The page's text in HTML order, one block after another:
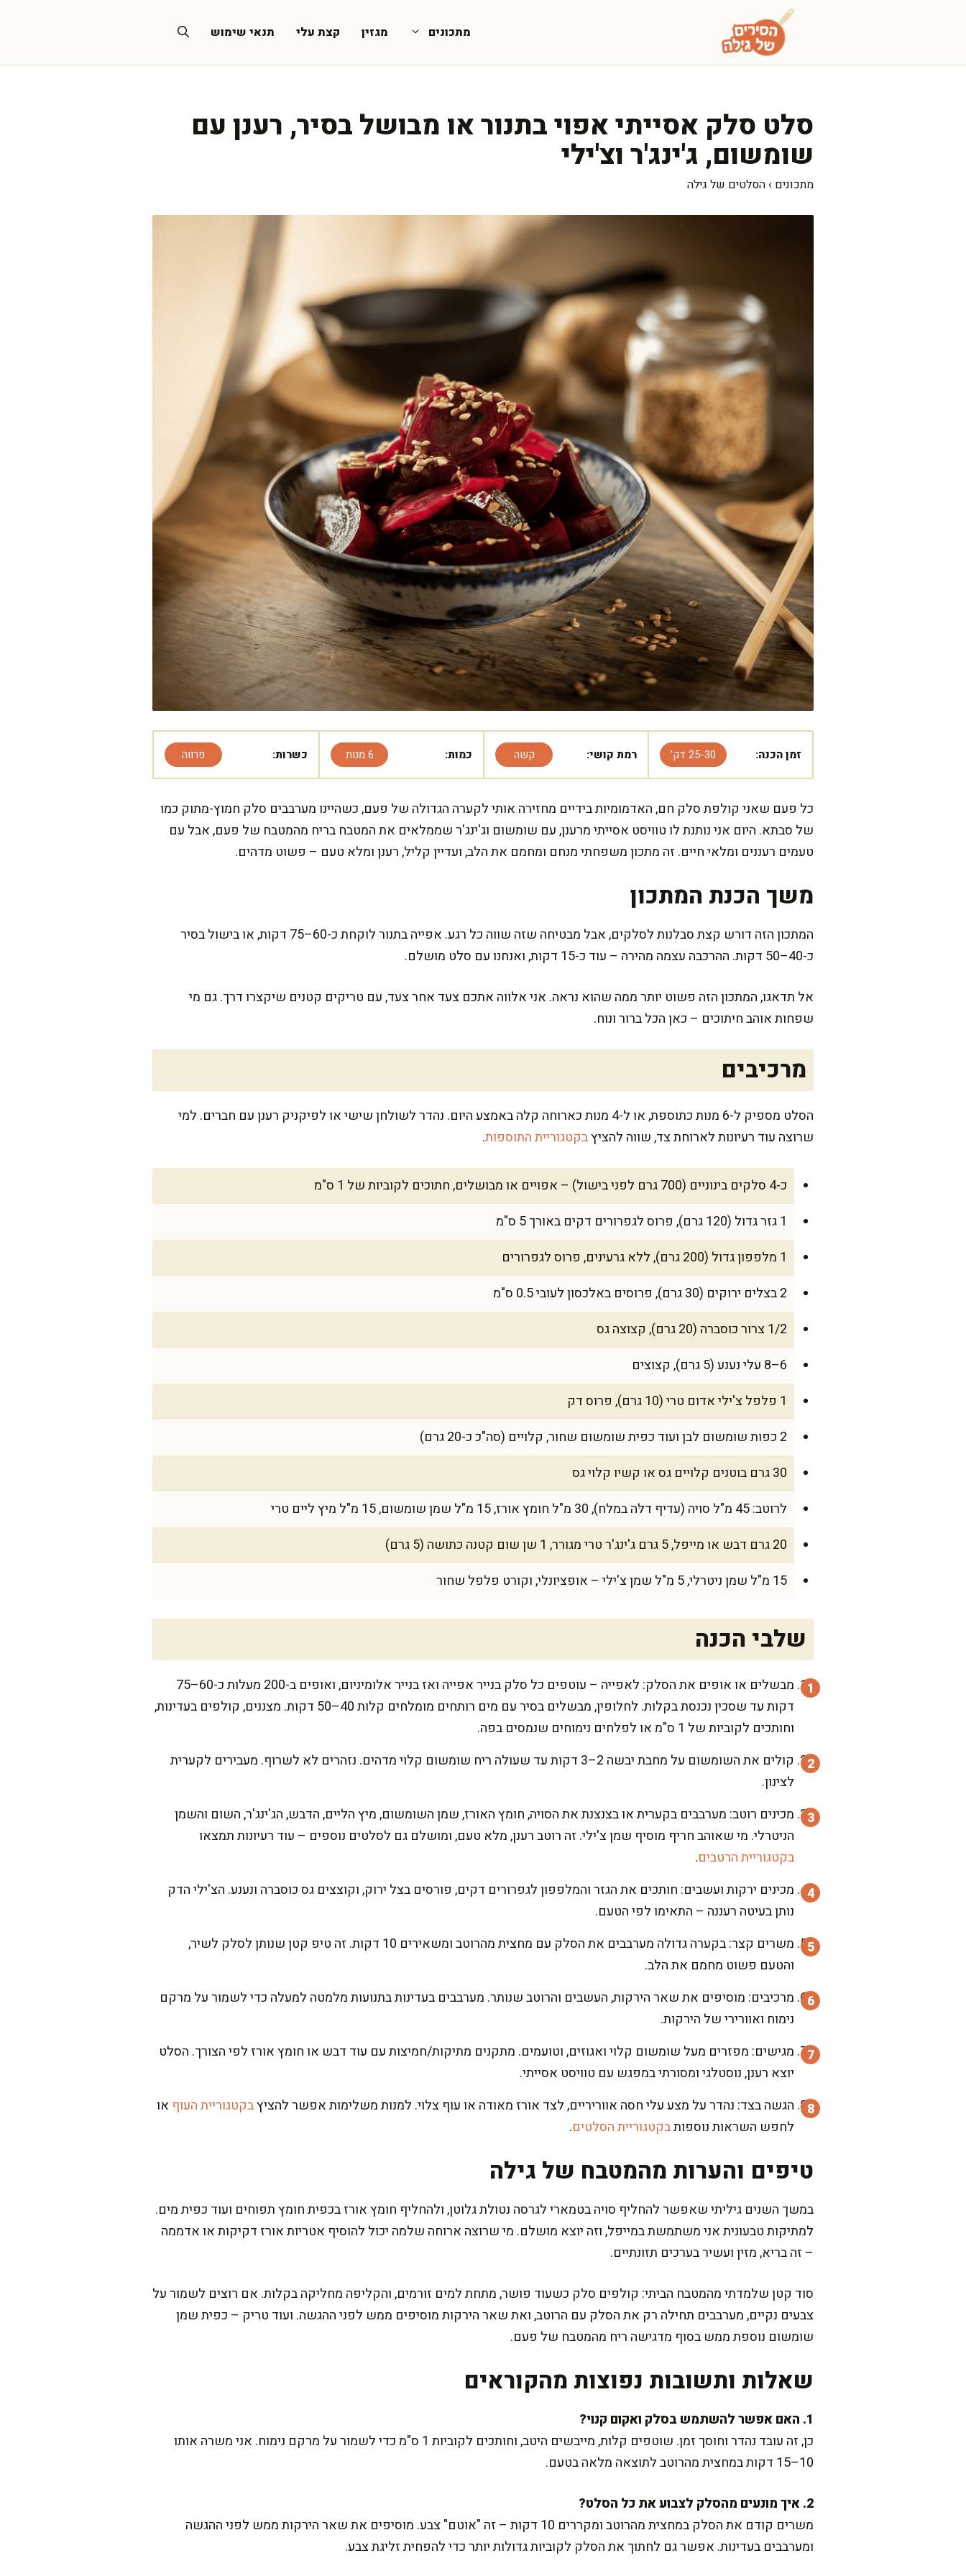
מתכונים מגזין קצת עלי תנאי שימוש
סלט סלק אסייתי אפוי בתנור או מבושל בסיר, רענן עם
שומשום, ג'ינג'ר וצ'ילי
מתכונים › הסלטים של גילה
זמן הכנה: 25-30 דק' רמת קושי: קשה כמות: 6 מנות כשרות: פרווה
כל פעם שאני קולפת סלק חם, האדמומיות בידיים מחזירה אותי לקערה הגדולה של פעם, כשהיינו מערבבים סלק חמוץ-מתוק כמו
של סבתא. היום אני נותנת לו טוויסט אסייתי מרענן, עם שומשום וג'ינג'ר שממלאים את המטבח בריח מהמטבח של פעם, אבל עם
טעמים רעננים ומלאי חיים. זה מתכון משפחתי מנחם ומחמם את הלב, ועדיין קליל, רענן ומלא טעם – פשוט מדהים.
משך הכנת המתכון
המתכון הזה דורש קצת סבלנות לסלקים, אבל מבטיחה שזה שווה כל רגע. אפייה בתנור לוקחת כ-60–75 דקות, או בישול בסיר
כ-40–50 דקות. ההרכבה עצמה מהירה – עוד כ-15 דקות, ואנחנו עם סלט מושלם.
אל תדאגו, המתכון הזה פשוט יותר ממה שהוא נראה. אני אלווה אתכם צעד אחר צעד, עם טריקים קטנים שיקצרו דרך. גם מי
שפחות אוהב חיתוכים – כאן הכל ברור ונוח.
מרכיבים
הסלט מספיק ל-6 מנות כתוספת, או ל-4 מנות כארוחה קלה באמצע היום. נהדר לשולחן שישי או לפיקניק רענן עם חברים. למי
שרוצה עוד רעיונות לארוחת צד, שווה להציץבקטגוריית התוספות.
כ-4 סלקים בינוניים (700 גרם לפני בישול) – אפויים או מבושלים, חתוכים לקוביות של 1 ס"מ
1 גזר גדול (120 גרם), פרוס לגפרורים דקים באורך 5 ס"מ
1 מלפפון גדול (200 גרם), ללא גרעינים, פרוס לגפרורים
2 בצלים ירוקים (30 גרם), פרוסים באלכסון לעובי 0.5 ס"מ
1/2 צרור כוסברה (20 גרם), קצוצה גס
6–8 עלי נענע (5 גרם), קצוצים
1 פלפל צ'ילי אדום טרי (10 גרם), פרוס דק
2 כפות שומשום לבן ועוד כפית שומשום שחור, קלויים (סה"כ כ-20 גרם)
30 גרם בוטנים קלויים גס או קשיו קלוי גס
לרוטב: 45 מ"ל סויה (עדיף דלּה במלח), 30 מ"ל חומץ אורז, 15 מ"ל שמן שומשום, 15 מ"ל מיץ ליים טרי
20 גרם דבש או מייפל, 5 גרם ג'ינג'ר טרי מגורר, 1 שן שום קטנה כתושה (5 גרם)
15 מ"ל שמן ניטרלי, 5 מ"ל שמן צ'ילי – אופציונלי, וקורט פלפל שחור
שלבי הכנה
מבשלים או אופים את הסלק: לאפייה – עוטפים כל סלק בנייר אפייה ואז בנייר אלומיניום, ואופים ב-200 מעלות כ-60–75
דקות עד שסכין נכנסת בקלות. לחלופין, מבשלים בסיר עם מים רותחים מומלחים קלות 40–50 דקות. מצננים, קולפים בעדינות,
וחותכים לקוביות של 1 ס"מ או לפלחים נימוחים שנמסים בפה.
קולים את השומשום על מחבת יבשה 2–3 דקות עד שעולה ריח שומשום קלוי מדהים. נזהרים לא לשרוף. מעבירים לקערית
לצינון.
מכינים רוטב: מערבבים בקערית או בצנצנת את הסויה, חומץ האורז, שמן השומשום, מיץ הליים, הדבש, הג'ינג'ר, השום והשמן
הניטרלי. מי שאוהב חריף מוסיף שמן צ'ילי. זה רוטב רענן, מלא טעם, ומושלם גם לסלטים נוספים – עוד רעיונות תמצאו
בקטגוריית הרטבים.
מכינים ירקות ועשבים: חותכים את הגזר והמלפפון לגפרורים דקים, פורסים בצל ירוק, וקוצצים גס כוסברה ונענע. הצ'ילי הדק
נותן בעיטה רעננה – התאימו לפי הטעם.
משרים קצר: בקערה גדולה מערבבים את הסלק עם מחצית מהרוטב ומשאירים 10 דקות. זה טיפ קטן שנותן לסלק לשיר,
והטעם פשוט מחמם את הלב.
מרכיבים: מוסיפים את שאר הירקות, העשבים והרוטב שנותר. מערבבים בעדינות בתנועות מלמטה למעלה כדי לשמור על מרקם
נימוח ואוורירי של הירקות.
מגישים: מפזרים מעל שומשום קלוי ואגוזים, וטועמים. מתקנים מתיקות/חמיצות עם עוד דבש או חומץ אורז לפי הצורך. הסלט
יוצא רענן, נוסטלגי ומסורתי במפגש עם טוויסט אסייתי.
הגשה בצד: נהדר על מצע עלי חסה אווריריים, לצד אורז מאודה או עוף צלוי. למנות משלימות אפשר להציץבקטגוריית העוף או
לחפש השראות נוספותבקטגוריית הסלטים.
טיפים והערות מהמטבח של גילה
במשך השנים גיליתי שאפשר להחליף סויה בטמארי לגרסה נטולת גלוטן, ולהחליף חומץ אורז בכפית חומץ תפוחים ועוד כפית מים.
למתיקות טבעונית אני משתמשת במייפל, וזה יוצא מושלם. מי שרוצה ארוחה שלמה יכול להוסיף אטריות אורז דקיקות או אדממה
– זה בריא, מזין ועשיר בערכים תזונתיים.
סוד קטן שלמדתי מהמטבח הביתי: קולפים סלק כשעוד פושר, מתחת למים זורמים, והקליפה מחליקה בקלות. אם רוצים לשמור על
צבעים נקיים, מערבבים תחילה רק את הסלק עם הרוטב, ואת שאר הירקות מוסיפים ממש לפני ההגשה. ועוד טריק – כפית שמן
שומשום נוספת ממש בסוף מדגישה ריח מהמטבח של פעם.
שאלות ותשובות נפוצות מהקוראים
1. האם אפשר להשתמש בסלק ואקום קנוי?
כן, זה עובד נהדר וחוסך זמן. שוטפים קלות, מייבשים היטב, וחותכים לקוביות 1 ס"מ כדי לשמור על מרקם נימוח. אני משרה אותו
10–15 דקות במחצית מהרוטב לתוצאה מלאה בטעם.
2. איך מונעים מהסלק לצבוע את כל הסלט?
משרים קודם את הסלק במחצית מהרוטב ומקררים 10 דקות – זה "אוטם" צבע. מוסיפים את שאר הירקות ממש לפני ההגשה
ומערבבים בעדינות. אפשר גם לחתוך את הסלק לקוביות גדולות יותר כדי להפחית זליגת צבע.